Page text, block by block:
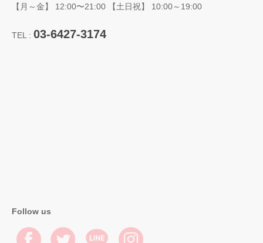
【月～金】 12:00〜21:00 【土日祝】 10:00～19:00
TEL : 03-6427-3174
Follow us